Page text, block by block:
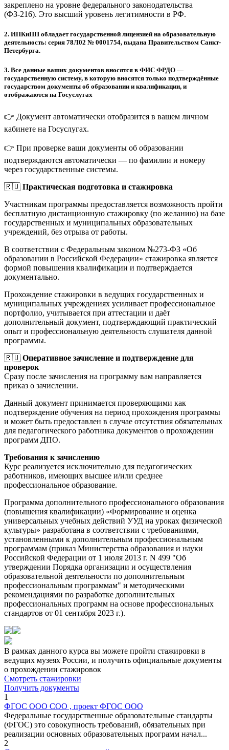
закреплено на уровне федерального законодательства
(ФЗ-216). Это высший уровень легитимности в РФ.
2. ИПКиПП обладает государственной лицензией на образовательную
деятельность: серия 78Л02 № 0001754, выдана Правительством Санкт-
Петербурга.
3. Все данные ваших документов вносятся в ФИС ФРДО —
государственную систему, в которую вносятся только подтверждённые
государством документы об образовании и квалификации, и
отображаются на Госуслугах
👉 Документ автоматически отобразится в вашем личном
кабинете на Госуслугах.
👉 При проверке ваши документы об образовании
подтверждаются автоматически — по фамилии и номеру
через государственные системы.
🇷🇺 Практическая подготовка и стажировка
Участникам программы предоставляется возможность пройти
бесплатную дистанционную стажировку (по желанию) на базе
государственных и муниципальных образовательных
учреждений, без отрыва от работы.
В соответствии с Федеральным законом №273-ФЗ «Об
образовании в Российской Федерации» стажировка является
формой повышения квалификации и подтверждается
документально.
Прохождение стажировки в ведущих государственных и
муниципальных учреждениях усиливает профессиональное
портфолио, учитывается при аттестации и даёт
дополнительный документ, подтверждающий практический
опыт и профессиональную деятельность слушателя данной
программы.
🇷🇺 Оперативное зачисление и подтверждение для
проверок
Сразу после зачисления на программу вам направляется
приказ о зачислении.
Данный документ принимается проверяющими как
подтверждение обучения на период прохождения программы
и может быть предоставлен в случае отсутствия обязательных
для педагогического работника документов о прохождении
программ ДПО.
Требования к зачислению
Курс реализуется исключительно для педагогических
работников, имеющих высшее и/или среднее
профессиональное образование.
Программа дополнительного профессионального образования
(повышения квалификации) «Формирование и оценка
универсальных учебных действий УУД на уроках физической
культуры» разработана в соответствии с требованиями,
установленными к дополнительным профессиональным
программам (приказ Министерства образования и науки
Российской Федерации от 1 июля 2013 г. N 499 "Об
утверждении Порядка организации и осуществления
образовательной деятельности по дополнительным
профессиональным программам" и методическими
рекомендациями по разработке дополнительных
профессиональных программ на основе профессиональных
стандартов от 01 сентября 2023 г.).
В рамках данного курса вы можете пройти стажировки в
ведущих музеях России, и получить официальные документы
о прохождении стажировок
Смотреть стажировки
Получить документы
1
ФГОС ООО СОО , проект ФГОС ООО
Федеральные государственные образовательные стандарты
(ФГОС) это совокупность требований, обязательных при
реализации основных образовательных программ начал...
2